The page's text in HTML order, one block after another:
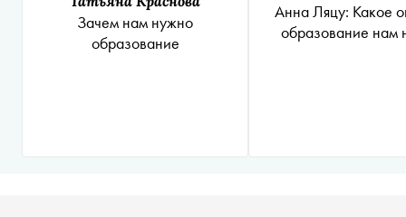
Зачем нам нужно
образование
Анна Ляцу: Какое
образование нам